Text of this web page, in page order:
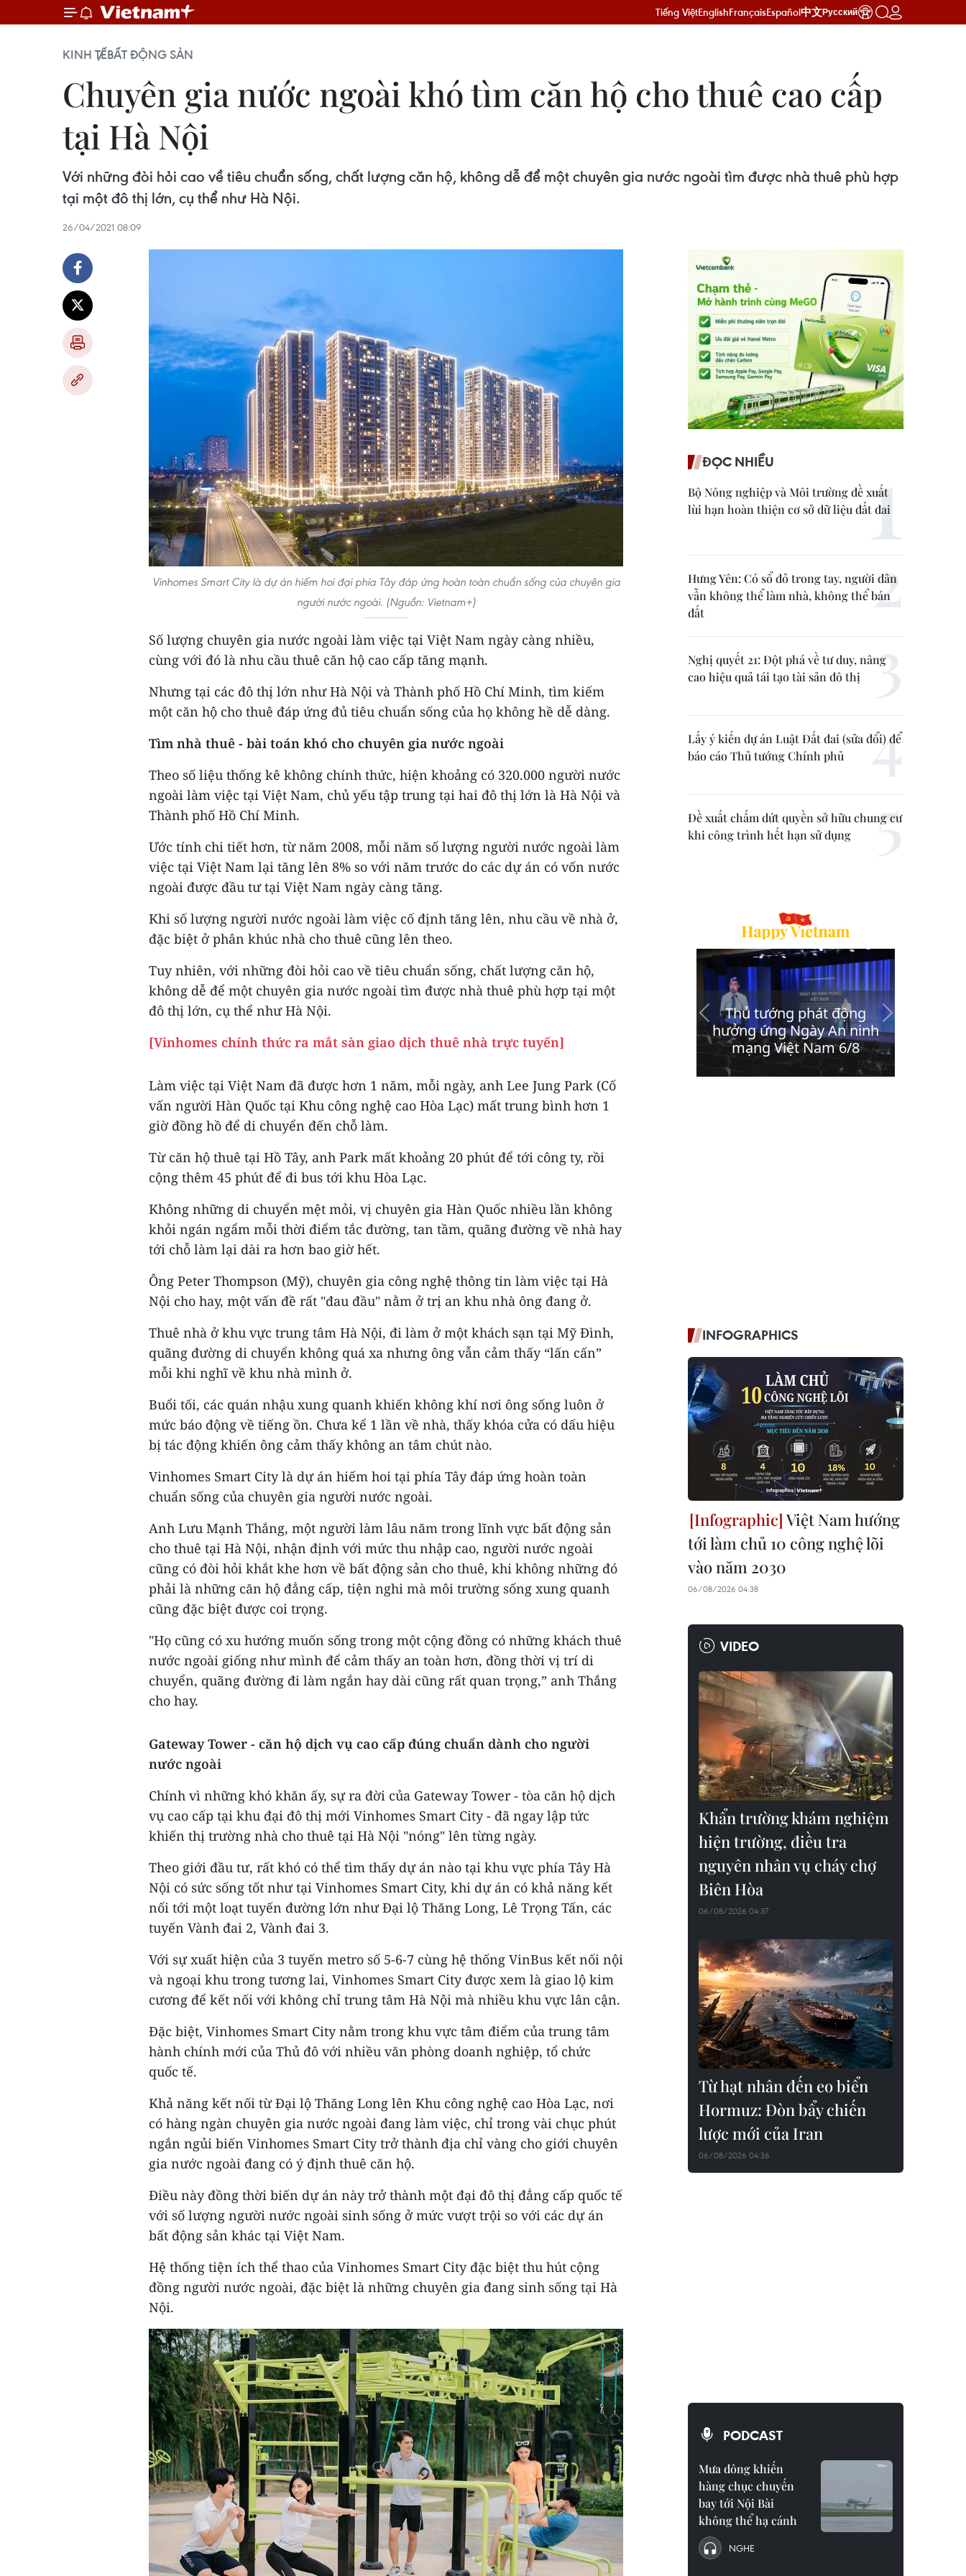
Tiếng ViệtEnglishFrançaisEspañol中文Русский
KINH TẾBẤT ĐỘNG SẢN
Chuyên gia nước ngoài khó tìm căn hộ cho thuê cao cấp
tại Hà Nội
Với những đòi hỏi cao về tiêu chuẩn sống, chất lượng căn hộ, không dễ để một chuyên gia nước ngoài tìm được nhà thuê phù hợp
tại một đô thị lớn, cụ thể như Hà Nội.
26/04/2021 08:09
Vinhomes Smart City là dự án hiếm hoi đại phía Tây đáp ứng hoàn toàn chuẩn sống của chuyên gia
người nước ngoài. (Nguồn: Vietnam+)
Số lượng chuyên gia nước ngoài làm việc tại Việt Nam ngày càng nhiều,
cùng với đó là nhu cầu thuê căn hộ cao cấp tăng mạnh.
Nhưng tại các đô thị lớn như Hà Nội và Thành phố Hồ Chí Minh, tìm kiếm
một căn hộ cho thuê đáp ứng đủ tiêu chuẩn sống của họ không hề dễ dàng.
Tìm nhà thuê - bài toán khó cho chuyên gia nước ngoài
Theo số liệu thống kê không chính thức, hiện khoảng có 320.000 người nước
ngoài làm việc tại Việt Nam, chủ yếu tập trung tại hai đô thị lớn là Hà Nội và
Thành phố Hồ Chí Minh.
Ước tính chi tiết hơn, từ năm 2008, mỗi năm số lượng người nước ngoài làm
việc tại Việt Nam lại tăng lên 8% so với năm trước do các dự án có vốn nước
ngoài được đầu tư tại Việt Nam ngày càng tăng.
Khi số lượng người nước ngoài làm việc cố định tăng lên, nhu cầu về nhà ở,
đặc biệt ở phân khúc nhà cho thuê cũng lên theo.
Tuy nhiên, với những đòi hỏi cao về tiêu chuẩn sống, chất lượng căn hộ,
không dễ để một chuyên gia nước ngoài tìm được nhà thuê phù hợp tại một
đô thị lớn, cụ thể như Hà Nội.
[Vinhomes chính thức ra mắt sàn giao dịch thuê nhà trực tuyến]
Làm việc tại Việt Nam đã được hơn 1 năm, mỗi ngày, anh Lee Jung Park (Cố
vấn người Hàn Quốc tại Khu công nghệ cao Hòa Lạc) mất trung bình hơn 1
giờ đồng hồ để di chuyển đến chỗ làm.
Từ căn hộ thuê tại Hồ Tây, anh Park mất khoảng 20 phút để tới công ty, rồi
cộng thêm 45 phút để đi bus tới khu Hòa Lạc.
Không những di chuyển mệt mỏi, vị chuyên gia Hàn Quốc nhiều lần không
khỏi ngán ngẩm mỗi thời điểm tắc đường, tan tầm, quãng đường về nhà hay
tới chỗ làm lại dài ra hơn bao giờ hết.
Ông Peter Thompson (Mỹ), chuyên gia công nghệ thông tin làm việc tại Hà
Nội cho hay, một vấn đề rất "đau đầu" nằm ở trị an khu nhà ông đang ở.
Thuê nhà ở khu vực trung tâm Hà Nội, đi làm ở một khách sạn tại Mỹ Đình,
quãng đường di chuyển không quá xa nhưng ông vẫn cảm thấy “lấn cấn”
mỗi khi nghĩ về khu nhà mình ở.
Buổi tối, các quán nhậu xung quanh khiến không khí nơi ông sống luôn ở
mức báo động về tiếng ồn. Chưa kể 1 lần về nhà, thấy khóa cửa có dấu hiệu
bị tác động khiến ông cảm thấy không an tâm chút nào.
Vinhomes Smart City là dự án hiếm hoi tại phía Tây đáp ứng hoàn toàn
chuẩn sống của chuyên gia người nước ngoài.
Anh Lưu Mạnh Thắng, một người làm lâu năm trong lĩnh vực bất động sản
cho thuê tại Hà Nội, nhận định với mức thu nhập cao, người nước ngoài
cũng có đòi hỏi khắt khe hơn về bất động sản cho thuê, khi không những đó
phải là những căn hộ đẳng cấp, tiện nghi mà môi trường sống xung quanh
cũng đặc biệt được coi trọng.
"Họ cũng có xu hướng muốn sống trong một cộng đồng có những khách thuê
nước ngoài giống như mình để cảm thấy an toàn hơn, đồng thời vị trí di
chuyển, quãng đường đi làm ngắn hay dài cũng rất quan trọng,” anh Thắng
cho hay.
Gateway Tower - căn hộ dịch vụ cao cấp đúng chuẩn dành cho người
nước ngoài
Chính vì những khó khăn ấy, sự ra đời của Gateway Tower - tòa căn hộ dịch
vụ cao cấp tại khu đại đô thị mới Vinhomes Smart City - đã ngay lập tức
khiến thị trường nhà cho thuê tại Hà Nội "nóng" lên từng ngày.
Theo giới đầu tư, rất khó có thể tìm thấy dự án nào tại khu vực phía Tây Hà
Nội có sức sống tốt như tại Vinhomes Smart City, khi dự án có khả năng kết
nối tới một loạt tuyến đường lớn như Đại lộ Thăng Long, Lê Trọng Tấn, các
tuyến Vành đai 2, Vành đai 3.
Với sự xuất hiện của 3 tuyến metro số 5-6-7 cùng hệ thống VinBus kết nối nội
và ngoại khu trong tương lai, Vinhomes Smart City được xem là giao lộ kim
cương để kết nối với không chỉ trung tâm Hà Nội mà nhiều khu vực lân cận.
Đặc biệt, Vinhomes Smart City nằm trong khu vực tâm điểm của trung tâm
hành chính mới của Thủ đô với nhiều văn phòng doanh nghiệp, tổ chức
quốc tế.
Khả năng kết nối từ Đại lộ Thăng Long lên Khu công nghệ cao Hòa Lạc, nơi
có hàng ngàn chuyên gia nước ngoài đang làm việc, chỉ trong vài chục phút
ngắn ngủi biến Vinhomes Smart City trở thành địa chỉ vàng cho giới chuyên
gia nước ngoài đang có ý định thuê căn hộ.
Điều này đồng thời biến dự án này trở thành một đại đô thị đẳng cấp quốc tế
với số lượng người nước ngoài sinh sống ở mức vượt trội so với các dự án
bất động sản khác tại Việt Nam.
Hệ thống tiện ích thể thao của Vinhomes Smart City đặc biệt thu hút cộng
đồng người nước ngoài, đặc biệt là những chuyên gia đang sinh sống tại Hà
Nội.
ĐỌC NHIỀU
Bộ Nông nghiệp và Môi trường đề xuất
lùi hạn hoàn thiện cơ sở dữ liệu đất đai
Hưng Yên: Có sổ đỏ trong tay, người dân
vẫn không thể làm nhà, không thể bán
đất
Nghị quyết 21: Đột phá về tư duy, nâng
cao hiệu quả tái tạo tài sản đô thị
Lấy ý kiến dự án Luật Đất đai (sửa đổi) để
báo cáo Thủ tướng Chính phủ
Đề xuất chấm dứt quyền sở hữu chung cư
khi công trình hết hạn sử dụng
INFOGRAPHICS
Việt Nam hướng
tới làm chủ 10 công nghệ lõi
vào năm 2030
06/08/2026 04:38
VIDEO
Khẩn trường khám nghiệm
hiện trường, điều tra
nguyên nhân vụ cháy chợ
Biên Hòa
06/08/2026 04:37
Từ hạt nhân đến eo biển
Hormuz: Đòn bẩy chiến
lược mới của Iran
06/08/2026 04:36
PODCAST
Mưa dông khiến
hàng chục chuyến
bay tới Nội Bài
không thể hạ cánh
NGHE